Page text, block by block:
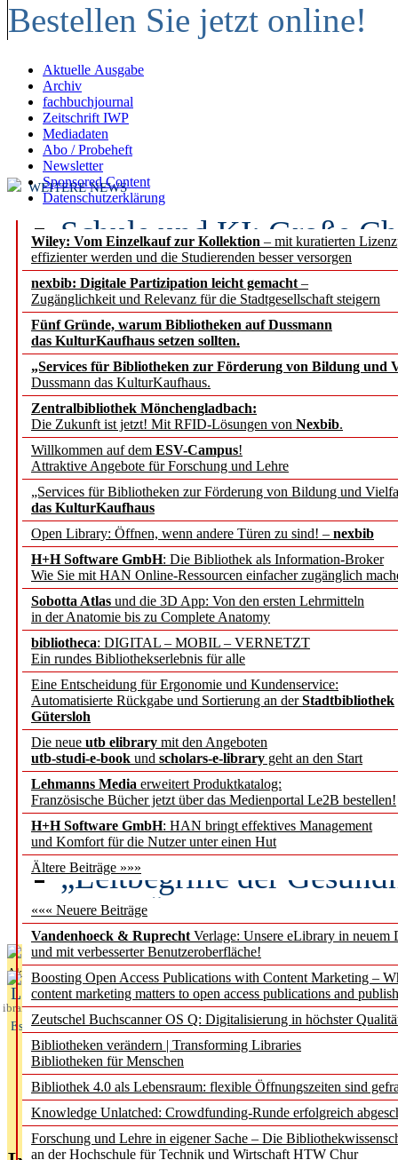
Bestellen Sie jetzt online!
Aktuelle Ausgabe
Archiv
fachbuchjournal
Zeitschrift IWP
Mediadaten
Abo / Probeheft
Newsletter
Sponsored Content
Datenschutzerklärung
Wiley: Vom Einzelkauf zur Kollektion – mit kuratierten
effizienter werden und die Studierenden besser versorgen
nexbib: Digitale Partizipation leicht gemacht –
Zugänglichkeit und Relevanz für die Stadtgesellschaft steigern
Fünf Gründe, warum Bibliotheken auf Dussmann
das KulturKaufhaus setzen sollten.
„Services für Bibliotheken zur Förderung von Bildung und
Dussmann das KulturKaufhaus.
Zentralbibliothek Mönchengladbach:
Die Zukunft ist jetzt! Mit RFID-Lösungen von Nexbib.
Willkommen auf dem ESV-Campus!
Attraktive Angebote für Forschung und Lehre
„Services für Bibliotheken zur Förderung von Bildung und
das KulturKaufhaus
Open Library: Öffnen, wenn andere Türen zu sind! – nexbib
H+H Software GmbH: Die Bibliothek als Information-Broker
Wie Sie mit HAN Online-Ressourcen einfacher zugänglich
Sobotta Atlas und die 3D App: Von den ersten Lehrmitteln
in der Anatomie bis zu Complete Anatomy
bibliotheca: DIGITAL – MOBIL – VERNETZT
Ein rundes Bibliothekserlebnis für alle
Eine Entscheidung für Ergonomie und Kundenservice:
Automatisierte Rückgabe und Sortierung an derStadtbibliothek
Gütersloh
Die neue utb elibrary mit den Angeboten
utb-studi-e-book und scholars-e-library geht an den Start
Lehmanns Media erweitert Produktkatalog:
Französische Bücher jetzt über das Medienportal Le2B bestellen!
H+H Software GmbH: HAN bringt effektives Management
und Komfort für die Nutzer unter einen Hut
Ältere Beiträge »»»
««« Neuere Beiträge
Vandenhoeck & Ruprecht Verlage: Unsere eLibrary in neuem
und mit verbesserter Benutzeroberfläche!
Boosting Open Access Publications with Content Marketing –
content marketing matters to open access publications and
Zeutschel Buchscanner OS Q: Digitalisierung in höchster
Bibliotheken verändern | Transforming Libraries
Bibliotheken für Menschen
Bibliothek 4.0 als Lebensraum: flexible Öffnungszeiten sind
Knowledge Unlatched: Crowdfunding-Runde erfolgreich
Forschung und Lehre in eigener Sache – Die
an der Hochschule für Technik und Wirtschaft HTW Chur
WEITERE NEWS
Schule und KI: Große
Voraussetzungen
Erfolgreiches erstes
Segment Research –
angepasst
konstruktiv!
Mohr Siebeck
und die Zeitschrift für
Francke Attempto
EBSCO Information
Recherchefunktionen in
Sorbisches Institut neu
Geschichte und
Künstliche Intelligenz
besser zu verstehen
„Leitbegriffe der
des BIÖG erscheinen
Aktuelles aus
L
ibrary
Essentials